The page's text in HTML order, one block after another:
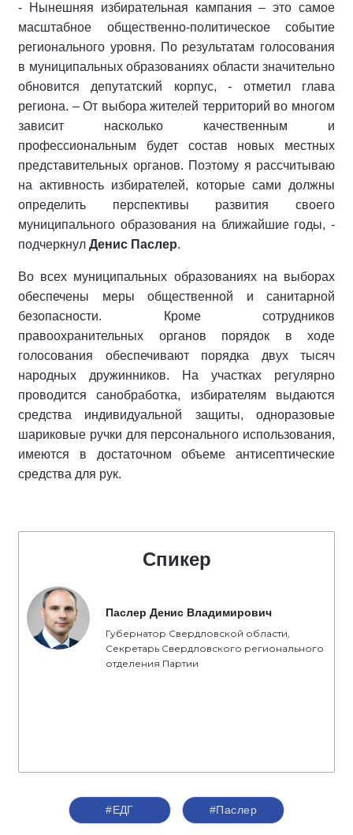
- Нынешняя избирательная кампания – это самое
масштабное общественно-политическое событие
регионального уровня. По результатам голосования
в муниципальных образованиях области значительно
обновится депутатский корпус, - отметил глава
региона. – От выбора жителей территорий во многом
зависит насколько качественным и
профессиональным будет состав новых местных
представительных органов. Поэтому я рассчитываю
на активность избирателей, которые сами должны
определить перспективы развития своего
муниципального образования на ближайшие годы, -
подчеркнул Денис Паслер.
Во всех муниципальных образованиях на выборах
обеспечены меры общественной и санитарной
безопасности. Кроме сотрудников
правоохранительных органов порядок в ходе
голосования обеспечивают порядка двух тысяч
народных дружинников. На участках регулярно
проводится санобработка, избирателям выдаются
средства индивидуальной защиты, одноразовые
шариковые ручки для персонального использования,
имеются в достаточном объеме антисептические
средства для рук.
Спикер
Паслер Денис Владимирович
Губернатор Свердловской области,
Секретарь Свердловского регионального
отделения Партии
#ЕДГ #Паслер